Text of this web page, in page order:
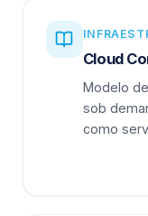
Cloud
Modelo
sob
como